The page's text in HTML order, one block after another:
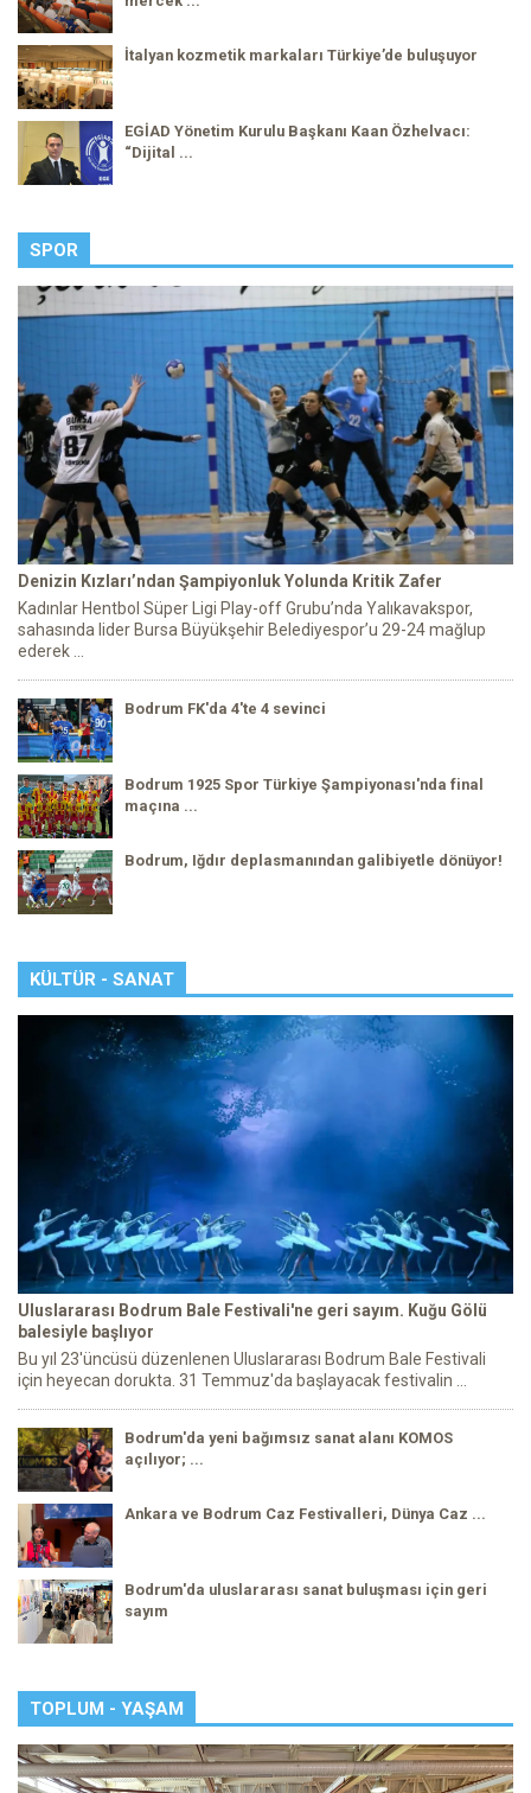
İtalyan kozmetik markaları Türkiye’de buluşuyor
EGİAD Yönetim Kurulu Başkanı Kaan Özhelvacı:
“Dijital ...
SPOR
Denizin Kızları’ndan Şampiyonluk Yolunda Kritik Zafer
Kadınlar Hentbol Süper Ligi Play-off Grubu’nda Yalıkavakspor,
sahasında lider Bursa Büyükşehir Belediyespor’u 29-24 mağlup
ederek ...
Bodrum FK'da 4'te 4 sevinci
Bodrum 1925 Spor Türkiye Şampiyonası'nda final
maçına ...
Bodrum, Iğdır deplasmanından galibiyetle dönüyor!
KÜLTÜR - SANAT
Uluslararası Bodrum Bale Festivali'ne geri sayım. Kuğu Gölü
balesiyle başlıyor
Bu yıl 23'üncüsü düzenlenen Uluslararası Bodrum Bale Festivali
için heyecan dorukta. 31 Temmuz'da başlayacak festivalin ...
Bodrum'da yeni bağımsız sanat alanı KOMOS
açılıyor; ...
Ankara ve Bodrum Caz Festivalleri, Dünya Caz ...
Bodrum'da uluslararası sanat buluşması için geri
sayım
TOPLUM - YAŞAM